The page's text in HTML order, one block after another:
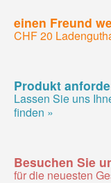
einen Freund
CHF 20
Produkt
Lassen Sie uns
finden »
Besuchen Sie
für die neuesten